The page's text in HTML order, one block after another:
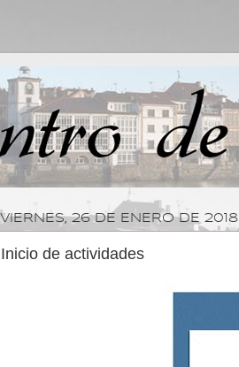
VIERNES, 26 DE ENERO DE 2018
Inicio de actividades